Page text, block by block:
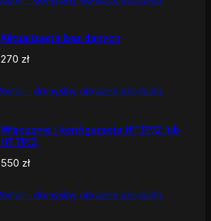
Aktualizacja baz danych
270 zł
Włączenie i konfiguracja HTTP/2 lub
HTTP/3
550 zł